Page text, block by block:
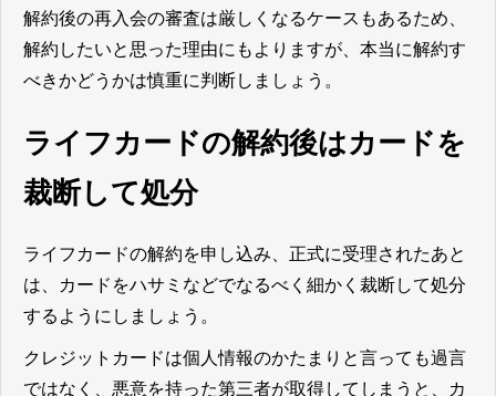
解約後の再入会の審査は厳しくなるケースもあるため、
解約したいと思った理由にもよりますが、本当に解約す
べきかどうかは慎重に判断しましょう。
ライフカードの解約後はカードを
裁断して処分
ライフカードの解約を申し込み、正式に受理されたあと
は、カードをハサミなどでなるべく細かく裁断して処分
するようにしましょう。
クレジットカードは個人情報のかたまりと言っても過言
ではなく、悪意を持った第三者が取得してしまうと、カ